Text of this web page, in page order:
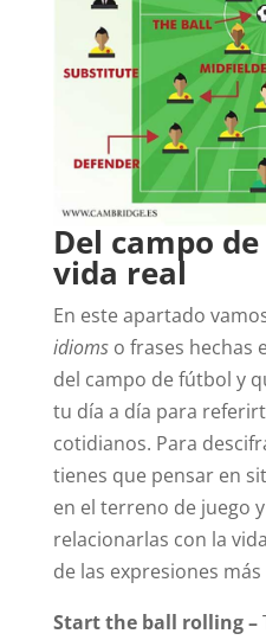
Del campo
vida real
En este apartado
idiomso frases hechas
del campo de fútbol y
tu día a día para
cotidianos. Para
tienes que pensar en
en el terreno de juego
relacionarlas con la
de las expresiones
Start the ball rolling –